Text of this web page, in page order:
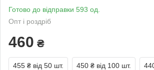
Готово до відправки 593 од.
Опт і роздріб
460 ₴
455 ₴ від 50 шт. 450 ₴ від 100 шт.